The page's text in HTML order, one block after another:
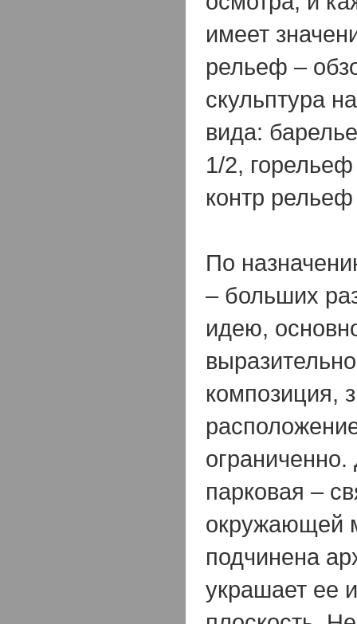
имеет
рельеф –
скульптура
вида:
1/2,
контр
По
– больших
идею,
композиция,
ограниченно.
парковая –
окружающей
подчинена
украшает ее